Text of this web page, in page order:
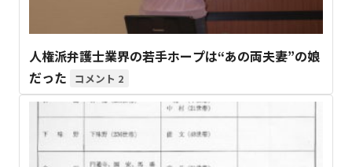
人権派弁護士業界の若手ホープは“あの両夫妻”の娘
だった
2